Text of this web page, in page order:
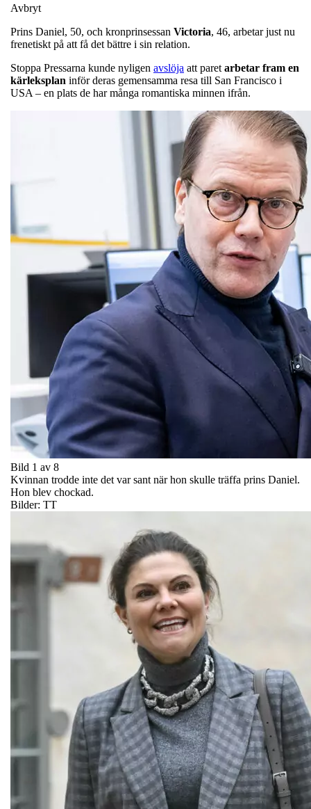
Avbryt
Prins Daniel, 50, och kronprinsessan Victoria, 46, arbetar just nu
frenetiskt på att få det bättre i sin relation.
Stoppa Pressarna kunde nyligen avslöja att paret arbetar fram en
kärleksplan inför deras gemensamma resa till San Francisco i
USA – en plats de har många romantiska minnen ifrån.
Bild 1 av 8
Kvinnan trodde inte det var sant när hon skulle träffa prins Daniel.
Hon blev chockad.
Bilder: TT